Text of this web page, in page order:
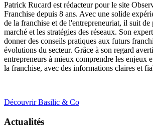
Patrick Rucard est rédacteur pour le site
Franchise depuis 8 ans. Avec une solide
de la franchise et de l'entrepreneuriat, il suit de
marché et les stratégies des réseaux. Son
donner des conseils pratiques aux futurs
évolutions du secteur. Grâce à son regard
entrepreneurs à mieux comprendre les enjeux
la franchise, avec des informations claires et
Découvrir Basilic & Co
Actualités